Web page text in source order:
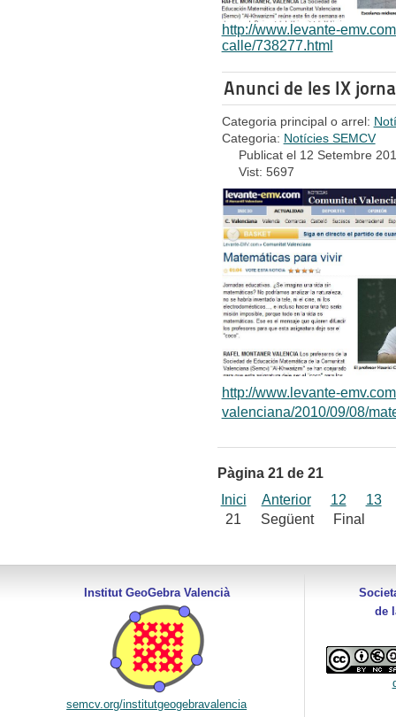
http://www.levante-
calle/738277.html
Anunci de les IX
Categoria principal o arrel:
Categoria: Notícies SEMCV
Publicat el 12 Setembre
Vist: 5697
http://www.levante-
valenciana/2010/09/08/
Pàgina 21 de 21
Inici
Anterior 12
13
21
Següent Final
Institut GeoGebra Valencià
semcv.org/institutgeogebravalencia
de